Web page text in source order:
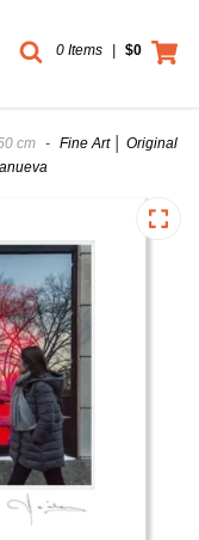
0 Items $0
cm - Fine Art │ Original